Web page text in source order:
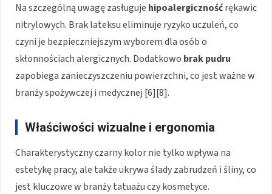
Na szczególną uwagę zasługuje hipoalergicznośćrękawic
nitrylowych. Brak lateksu eliminuje ryzyko uczuleń, co
czyni je bezpieczniejszym wyborem dla osób o
skłonnościach alergicznych. Dodatkowo brak pudru
zapobiega zanieczyszczeniu powierzchni, co jest ważne w
branży spożywczej i medycznej [6][8].
Właściwości wizualne i ergonomia
Charakterystyczny czarny kolor nie tylko wpływa na
estetykę pracy, ale także ukrywa ślady zabrudzeń i śliny, co
jest kluczowe w branży tatuażu czy kosmetyce.